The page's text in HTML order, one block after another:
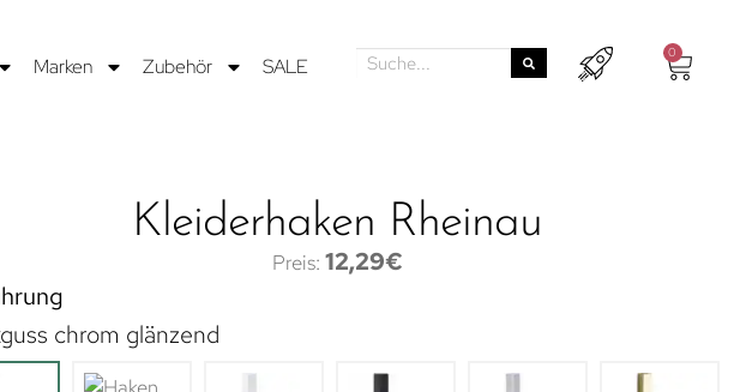
Marken Zubehör SALE
0
Kleiderhaken Rheinau
12,29€
chrom glänzend